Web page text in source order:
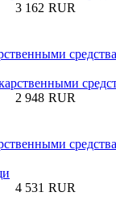
3 162 RUR
2 948 RUR
4 531 RUR